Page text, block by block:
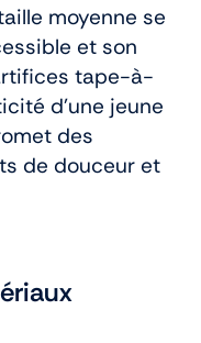
moyenne se
et son
tape-à-
d’une jeune
des
de douceur et